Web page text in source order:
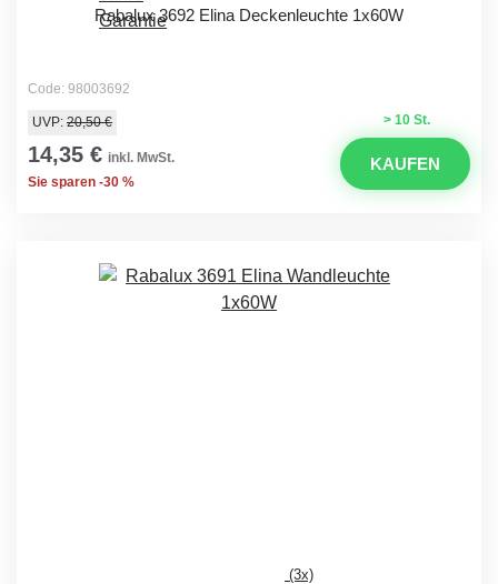
Rabalux 3692 Elina Deckenleuchte 1x60W
Code: 98003692
> 10 St.
UVP: 20,50 €
14,35 € inkl. MwSt.
Sie sparen -30 %
KAUFEN
(3x)